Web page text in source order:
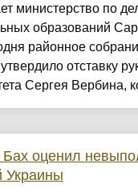
министерство по
образований
районное
отставку
Сергея Вербина,
оценил
Украины